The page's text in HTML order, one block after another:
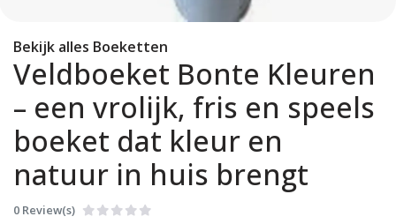
Bekijk alles Boeketten
Veldboeket Bonte Kleuren
– een vrolijk, fris en speels
boeket dat kleur en
natuur in huis brengt
0 Review(s)